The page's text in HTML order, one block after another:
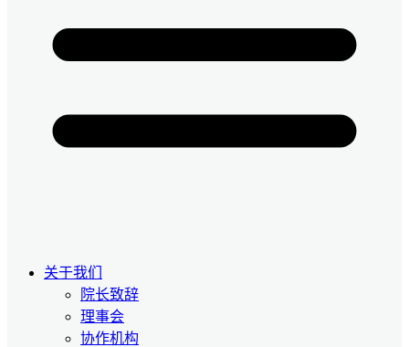
关于我们
院长致辞
理事会
协作机构